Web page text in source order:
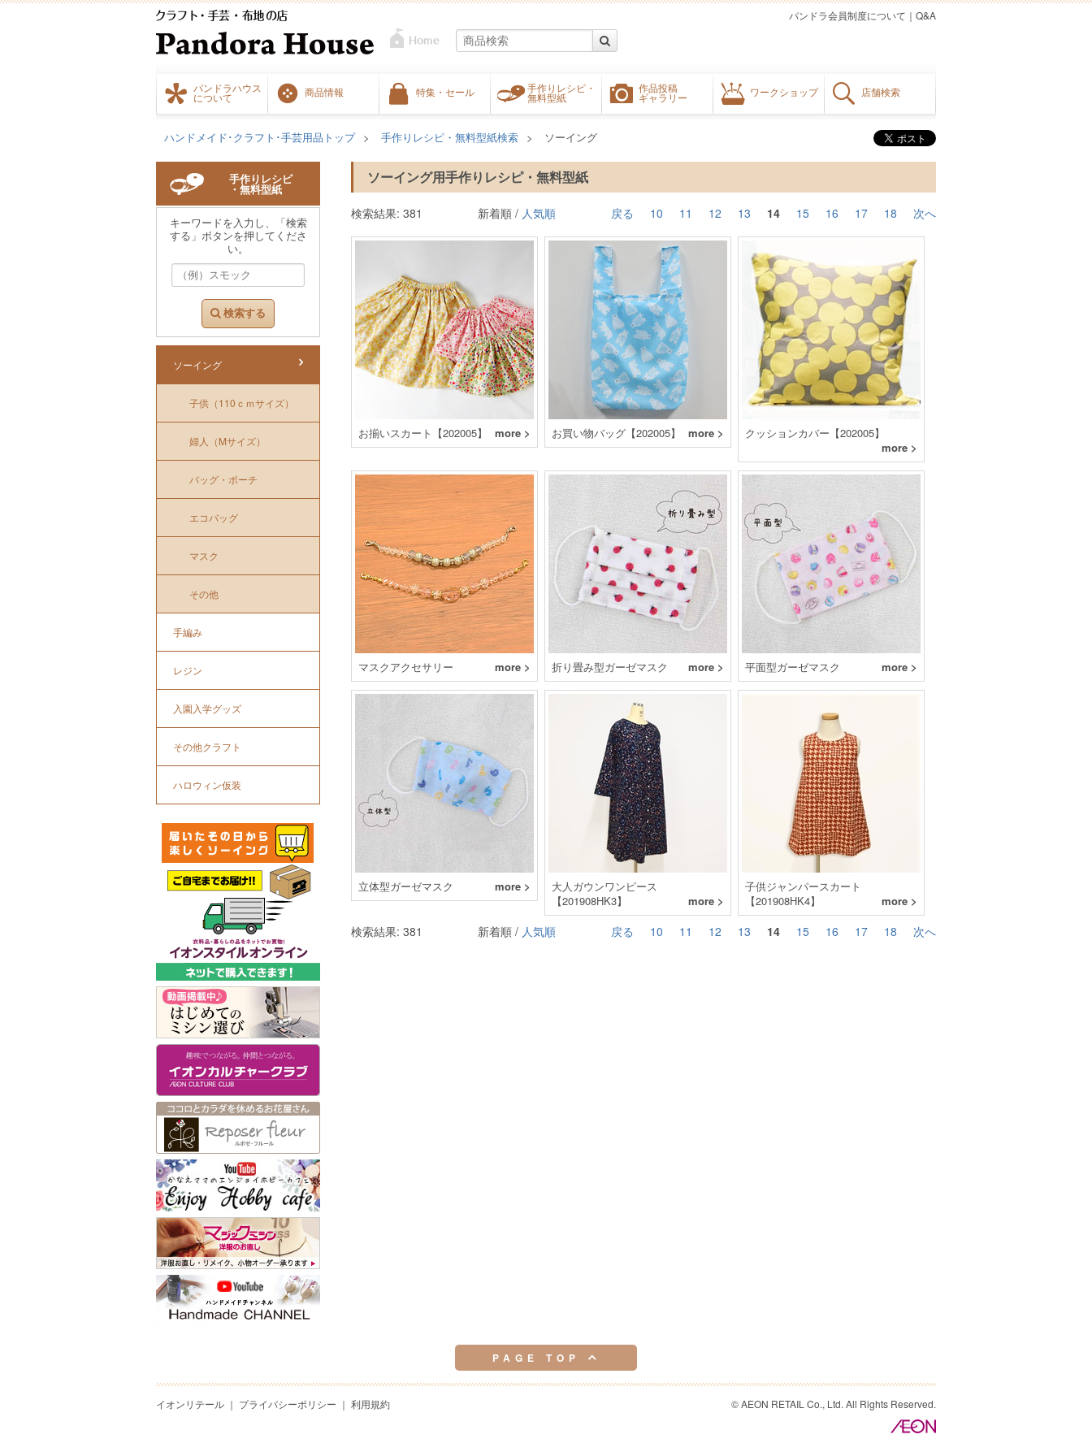
パンドラハウス
について
商品情報 特集・セール
手作りレシピ・
無料型紙
作品投稿
ギャラリー
ワークショップ 店舗検索
Q&A
｜
パンドラ会員制度について
ハンドメイド･クラフト･手芸用品トップ 手作りレシピ・無料型紙検索 ソーイング
ソーイング用手作りレシピ・無料型紙
検索結果: 381 戻る 10 11 12 13 14 15 16 17 18 次へ
新着順 / 人気順
お揃いスカート【202005】 more > お買い物バッグ【202005】 more >
クッションカバー【202005】
more >
マスクアクセサリー more > 折り畳み型ガーゼマスク more > 平面型ガーゼマスク more >
立体型ガーゼマスク more >
大人ガウンワンピース
【201908HK3】
more >
子供ジャンパースカート
【201908HK4】
more >
検索結果: 381 戻る 10 11 12 13 14 15 16 17 18 次へ
新着順 / 人気順
手作りレシピ
・無料型紙
キーワードを入力し、「検索
する」ボタンを押してくださ
い。
検索する
ソーイング
子供（110ｃｍサイズ）
婦人（Mサイズ）
バッグ・ポーチ
エコバッグ
マスク
その他
手編み
レジン
入園入学グッズ
その他クラフト
ハロウィン仮装
PAGE TOP
イオンリテール ｜ プライバシーポリシー ｜ 利用規約 © AEON RETAIL Co., Ltd. All Rights Reserved.